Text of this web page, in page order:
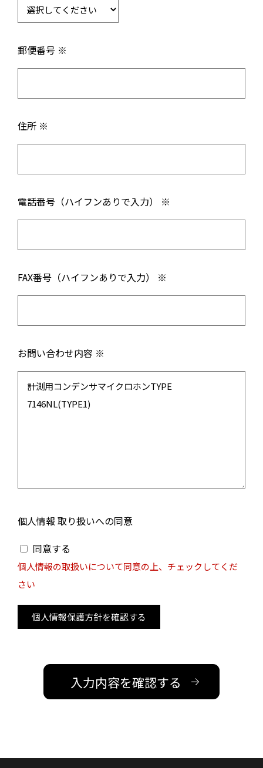
郵便番号 ※
住所 ※
電話番号（ハイフンありで入力） ※
FAX番号（ハイフンありで入力） ※
お問い合わせ内容 ※
個人情報 取り扱いへの同意
同意する
個人情報の取扱いについて同意の上、チェックしてくだ
さい
個人情報保護方針を確認する